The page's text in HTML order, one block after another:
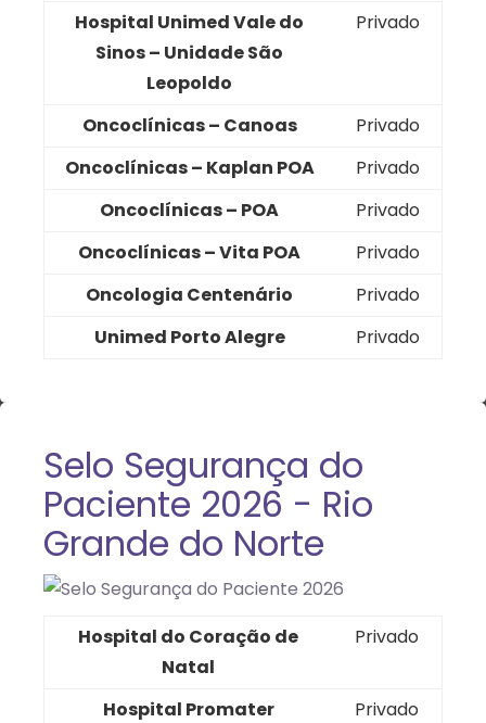
Hospital Unimed Vale do
Sinos – Unidade São
Leopoldo
Privado
Oncoclínicas – Canoas
Privado
Oncoclínicas – Kaplan POA
Privado
Oncoclínicas – POA
Privado
Oncoclínicas – Vita POA
Privado
Oncologia Centenário
Privado
Unimed Porto Alegre
Privado
Selo Segurança do
Paciente 2026 - Rio
Grande do Norte
Hospital do Coração de
Natal
Privado
Hospital Promater
Privado